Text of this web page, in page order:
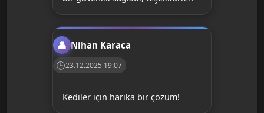
Nihan Karaca
23.12.2025 19:07
Kediler için harika bir çözüm!